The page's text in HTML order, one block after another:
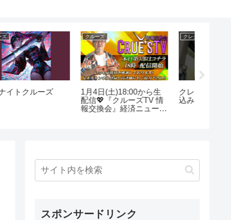
クルーズ
【島旅】おがさわら丸
初日の出クルーズ 2020
クレジットカード
地獄への入口！？クレジ
ットカードの現金化と
は？やってしまった人の
スポンサードリンク